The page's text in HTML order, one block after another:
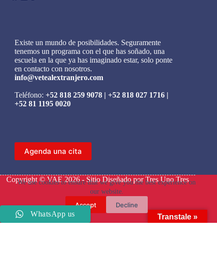
We use cookies to ensure that we give you the best experience on
our website.
Accept Decline
Existe un mundo de posibilidades. Seguramente
tenemos un programa con el que has soñado, una
escuela en la que ya has imaginado estar, solo ponte
en contacto con nosotros.
info@vetealextranjero.com
Teléfono: +52 818 259 9078 | +52 818 027 1716 |
+52 81 1195 0020
Agenda una cita
Copyright © VAE 2026 - Sitio Diseñado porTres Uno Tres
Transtale »
WhatsApp us